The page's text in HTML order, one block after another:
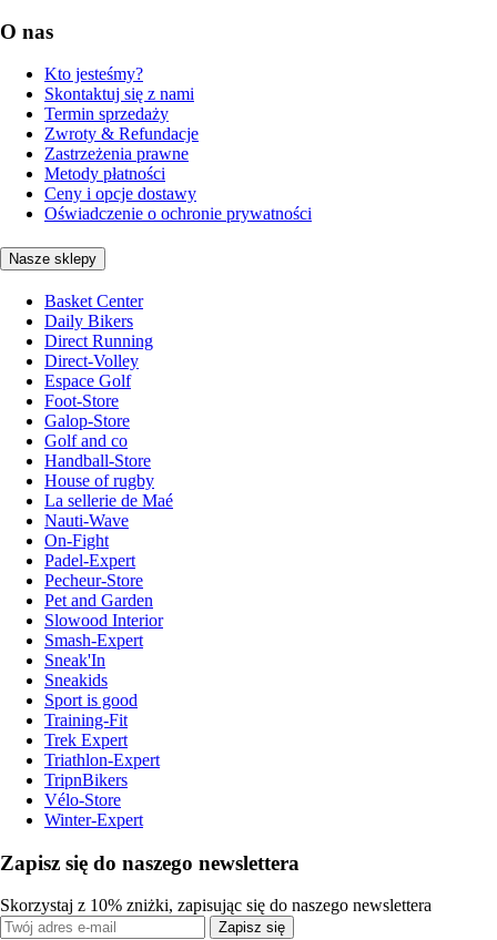
O nas
Kto jesteśmy?
Skontaktuj się z nami
Termin sprzedaży
Zwroty & Refundacje
Zastrzeżenia prawne
Metody płatności
Ceny i opcje dostawy
Oświadczenie o ochronie prywatności
Nasze sklepy
Basket Center
Daily Bikers
Direct Running
Direct-Volley
Espace Golf
Foot-Store
Galop-Store
Golf and co
Handball-Store
House of rugby
La sellerie de Maé
Nauti-Wave
On-Fight
Padel-Expert
Pecheur-Store
Pet and Garden
Slowood Interior
Smash-Expert
Sneak'In
Sneakids
Sport is good
Training-Fit
Trek Expert
Triathlon-Expert
TripnBikers
Vélo-Store
Winter-Expert
Zapisz się do naszego newslettera
Skorzystaj z 10% zniżki, zapisując się do naszego newslettera
Zapisz się